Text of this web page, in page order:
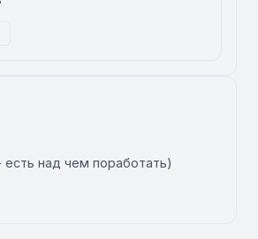
есть над чем поработать)